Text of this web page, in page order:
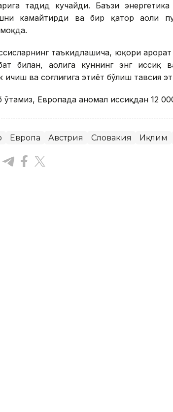
таҳдид кучайди. Баъзи
камайтирди ва бир қатор аҳоли
таъкидлашича, юқори
билан, аҳолига куннинг энг иссиқ
ичиш ва соғлиғига эҳтиёт бўлиш тавсия
ўтамиз, Европада аномал иссиқдан 12
Европа Австрия Словакия Иқлим